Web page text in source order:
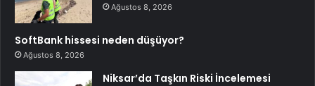
Ağustos 8, 2026
SoftBank hissesi neden düşüyor?
Ağustos 8, 2026
Niksar’da Taşkın Riski İncelemesi